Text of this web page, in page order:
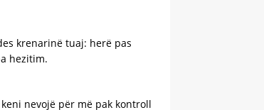
krenarinë tuaj: herë pas
hezitim.
nevojë për më pak kontroll